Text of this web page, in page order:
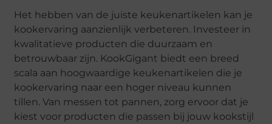
Het hebben van de juiste keukenartikelen kan je
kookervaring aanzienlijk verbeteren. Investeer in
kwalitatieve producten die duurzaam en
betrouwbaar zijn. KookGigant biedt een breed
scala aan hoogwaardige keukenartikelen die je
kookervaring naar een hoger niveau kunnen
tillen. Van messen tot pannen, zorg ervoor dat je
kiest voor producten die passen bij jouw kookstijl